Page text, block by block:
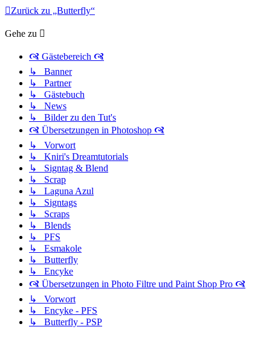
Zurück zu „Butterfly“
Gehe zu
🙧 Gästebereich 🙧
↳ Banner
↳ Partner
↳ Gästebuch
↳ News
↳ Bilder zu den Tut's
🙧 Übersetzungen in Photoshop 🙧
↳ Vorwort
↳ Kniri's Dreamtutorials
↳ Signtag & Blend
↳ Scrap
↳ Laguna Azul
↳ Signtags
↳ Scraps
↳ Blends
↳ PFS
↳ Esmakole
↳ Butterfly
↳ Encyke
🙧 Übersetzungen in Photo Filtre und Paint Shop Pro 🙧
↳ Vorwort
↳ Encyke - PFS
↳ Butterfly - PSP